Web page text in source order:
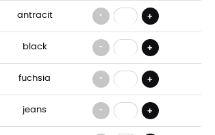
antracit - +
black - +
fuchsia - +
jeans - +